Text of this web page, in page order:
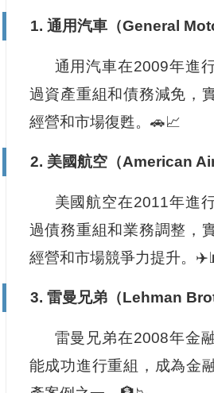
1. 通用汽車（General
通用汽車在2009年進
過資產重組和債務減免，
經營和市場復甦。🚗📈
2. 美國航空（American
美國航空在2011年進
過債務重組和業務調整，
經營和市場競爭力提升。
3. 雷曼兄弟（Lehman
雷曼兄弟在2008年金
能成功進行重組，成為金